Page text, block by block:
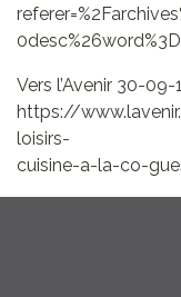
Vers l’Avenir 30-09-
https://
loisirs-
cuisine-a-la-co-